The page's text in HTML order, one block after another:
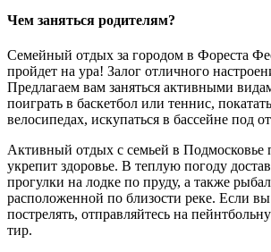
Чем заняться родителям?
Семейный отдых за городом в Фореста
пройдет на ура! Залог отличного
Предлагаем вам заняться активными
поиграть в баскетбол или теннис,
велосипедах, искупаться в бассейне под
Активный отдых с семьей в Подмосковье
укрепит здоровье. В теплую погоду
прогулки на лодке по пруду, а также
расположенной по близости реке. Если вы
пострелять, отправляйтесь на
тир.